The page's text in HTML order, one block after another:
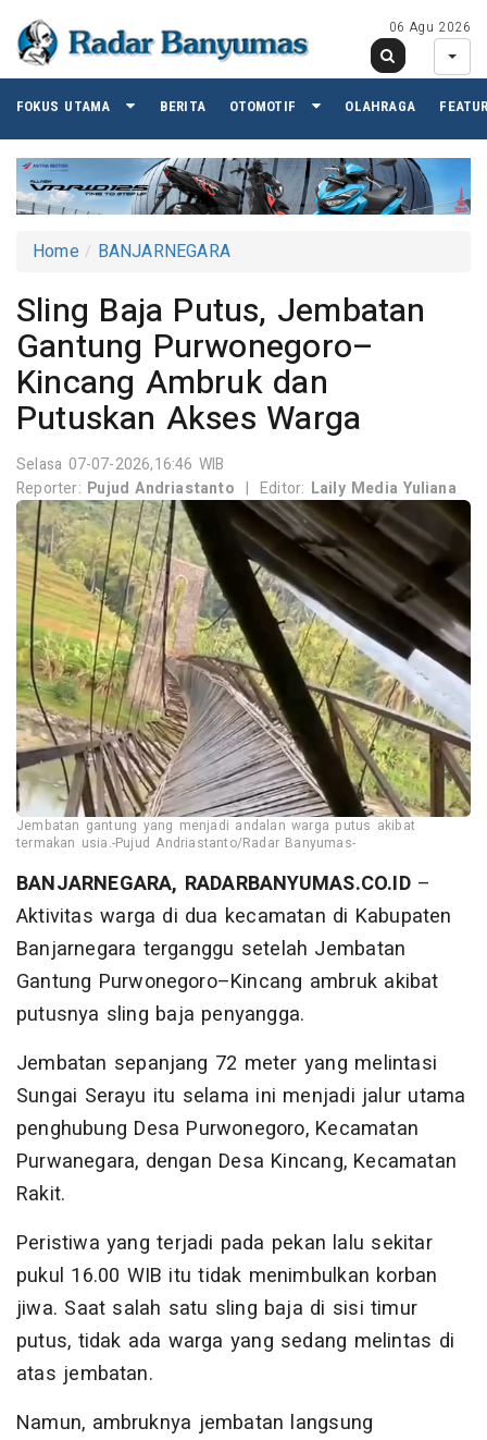
06 Agu 2026
FOKUS UTAMA BERITA OTOMOTIF OLAHRAGA
Home BANJARNEGARA
Sling Baja Putus, Jembatan
Gantung Purwonegoro–
Kincang Ambruk dan
Putuskan Akses Warga
Selasa 07-07-2026,16:46 WIB
Reporter: Pujud Andriastanto | Editor: Laily Media Yuliana
Jembatan gantung yang menjadi andalan warga putus akibat
termakan usia.-Pujud Andriastanto/Radar Banyumas-
BANJARNEGARA, RADARBANYUMAS.CO.ID–
Aktivitas warga di dua kecamatan di Kabupaten
Banjarnegara terganggu setelah Jembatan
Gantung Purwonegoro–Kincang ambruk akibat
putusnya sling baja penyangga.
Jembatan sepanjang 72 meter yang melintasi
Sungai Serayu itu selama ini menjadi jalur utama
penghubung Desa Purwonegoro, Kecamatan
Purwanegara, dengan Desa Kincang, Kecamatan
Rakit.
Peristiwa yang terjadi pada pekan lalu sekitar
pukul 16.00 WIB itu tidak menimbulkan korban
jiwa. Saat salah satu sling baja di sisi timur
putus, tidak ada warga yang sedang melintas di
atas jembatan.
Namun, ambruknya jembatan langsung